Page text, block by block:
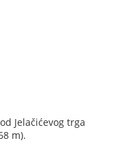
Jelačićevog trga
m).